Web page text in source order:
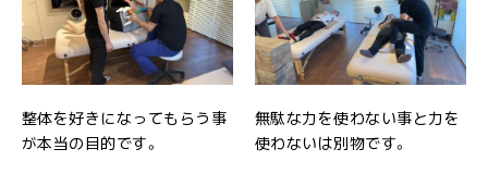
整体を好きになってもらう事
が本当の目的です。
無駄な力を使わない事と力を
使わないは別物です。